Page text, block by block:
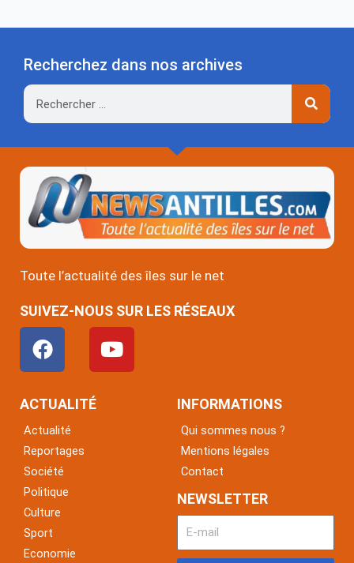
Recherchez dans nos archives
Rechercher
Toute l’actualité des îles sur le net
SUIVEZ-NOUS SUR LES RÉSEAUX
F
a
c
e
o
o
k
Y
o
u
ACTUALITÉ
Actualité
Reportages
Société
Politique
Culture
Sport
Economie
INFORMATIONS
Qui sommes nous ?
Mentions légales
Contact
NEWSLETTER